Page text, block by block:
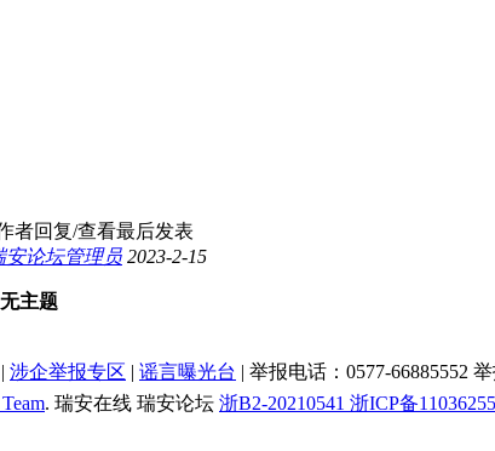
者回复/查看最后发表
安论坛管理员 2023-2-15
主题
| 涉企举报专区 | 谣言曝光台 | 举报电话：0577-66885552
. 瑞安在线 瑞安论坛 浙B2-20210541 浙ICP备